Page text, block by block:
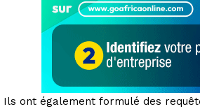
Ils ont également formulé des